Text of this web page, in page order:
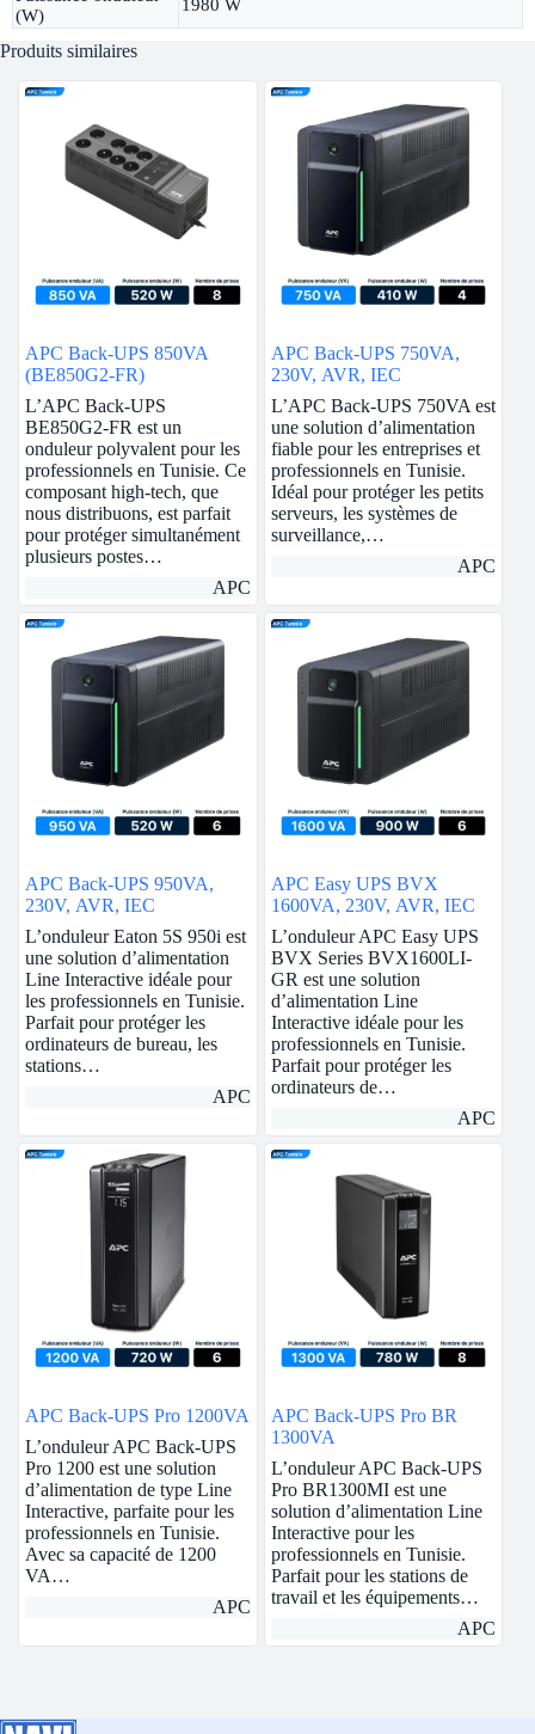
(W)
1980 W
Produits similaires
APC Back-UPS 850VA
(BE850G2-FR)
L’APC Back-UPS
BE850G2-FR est un
onduleur polyvalent pour les
professionnels en Tunisie. Ce
composant high-tech, que
nous distribuons, est parfait
pour protéger simultanément
plusieurs postes…
APC
APC Back-UPS 750VA,
230V, AVR, IEC
L’APC Back-UPS 750VA est
une solution d’alimentation
fiable pour les entreprises et
professionnels en Tunisie.
Idéal pour protéger les petits
serveurs, les systèmes de
surveillance,…
APC
APC Back-UPS 950VA,
230V, AVR, IEC
L’onduleur Eaton 5S 950i est
une solution d’alimentation
Line Interactive idéale pour
les professionnels en Tunisie.
Parfait pour protéger les
ordinateurs de bureau, les
stations…
APC
APC Easy UPS BVX
1600VA, 230V, AVR, IEC
L’onduleur APC Easy UPS
BVX Series BVX1600LI-
GR est une solution
d’alimentation Line
Interactive idéale pour les
professionnels en Tunisie.
Parfait pour protéger les
ordinateurs de…
APC
APC Back-UPS Pro 1200VA
L’onduleur APC Back-UPS
Pro 1200 est une solution
d’alimentation de type Line
Interactive, parfaite pour les
professionnels en Tunisie.
Avec sa capacité de 1200
VA…
APC
APC Back-UPS Pro BR
1300VA
L’onduleur APC Back-UPS
Pro BR1300MI est une
solution d’alimentation Line
Interactive pour les
professionnels en Tunisie.
Parfait pour les stations de
travail et les équipements…
APC